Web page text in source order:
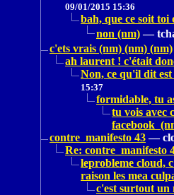
09/01/2015 15:36
bah, que ce soit
non (nm) —
c'ets vrais (nm) (nm) (nm)
ah laurent ! c'était
Non, ce qu'il dit est
15:37
formidable, tu
tu vois avec
facebook
contre_manifesto 43 —
Re: contre_manifesto
leprobleme cloud,
raison les mea
c'est surtout un